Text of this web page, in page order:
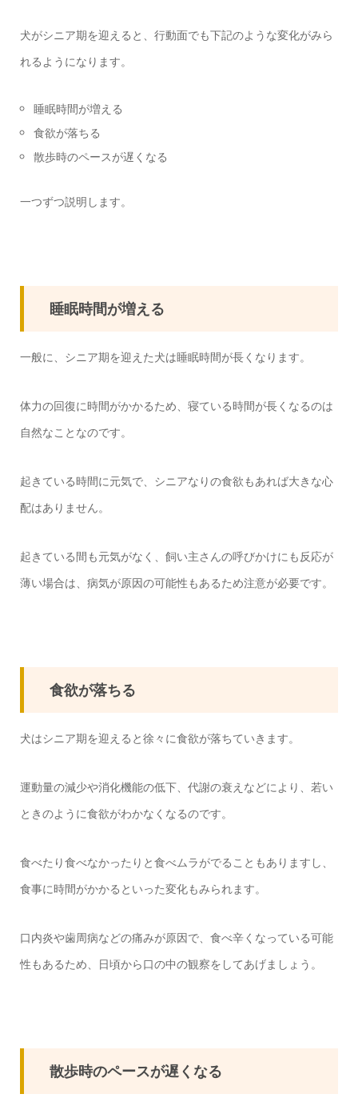
犬がシニア期を迎えると、行動面でも下記のような変化がみら
れるようになります。
睡眠時間が増える
食欲が落ちる
散歩時のペースが遅くなる
一つずつ説明します。
睡眠時間が増える
一般に、シニア期を迎えた犬は睡眠時間が長くなります。
体力の回復に時間がかかるため、寝ている時間が長くなるのは
自然なことなのです。
起きている時間に元気で、シニアなりの食欲もあれば大きな心
配はありません。
起きている間も元気がなく、飼い主さんの呼びかけにも反応が
薄い場合は、病気が原因の可能性もあるため注意が必要です。
食欲が落ちる
犬はシニア期を迎えると徐々に食欲が落ちていきます。
運動量の減少や消化機能の低下、代謝の衰えなどにより、若い
ときのように食欲がわかなくなるのです。
食べたり食べなかったりと食べムラがでることもありますし、
食事に時間がかかるといった変化もみられます。
口内炎や歯周病などの痛みが原因で、食べ辛くなっている可能
性もあるため、日頃から口の中の観察をしてあげましょう。
散歩時のペースが遅くなる